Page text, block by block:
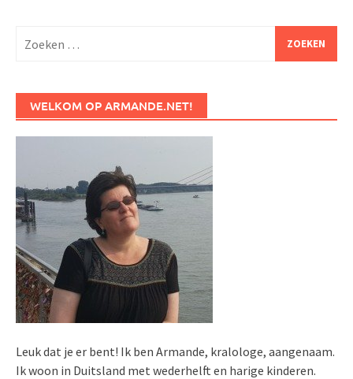
naar:
WELKOM OP ARMANDE.NET!
Leuk dat je er bent! Ik ben Armande, kralologe, aangenaam.
Ik woon in Duitsland met wederhelft en harige kinderen.